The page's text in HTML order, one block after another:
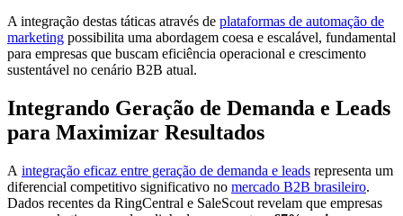
A integração destas táticas através de plataformas de automação de
marketing possibilita uma abordagem coesa e escalável, fundamental
para empresas que buscam eficiência operacional e crescimento
sustentável no cenário B2B atual.
Integrando Geração de Demanda e Leads
para Maximizar Resultados
A integração eficaz entre geração de demanda e leads representa um
diferencial competitivo significativo no mercado B2B brasileiro.
Dados recentes da RingCentral e SaleScout revelam que empresas